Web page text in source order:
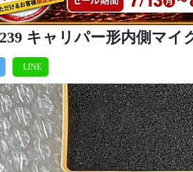
キャリパー形内側マイ